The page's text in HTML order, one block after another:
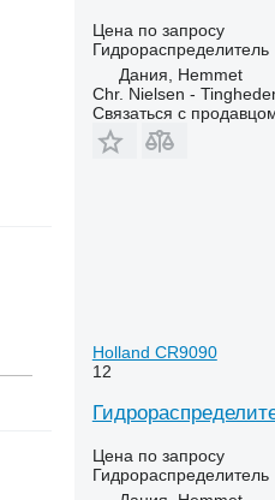
Цена по запросу
Гидрораспределитель
Дания, Hemmet
Chr. Nielsen -
Связаться с
Holland CR9090
12
Цена по запросу
Гидрораспределитель